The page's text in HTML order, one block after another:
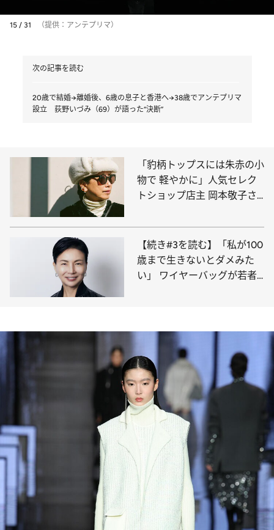
15 / 31 （提供：アンテプリマ）
次の記事を読む
20歳で結婚→離婚後、6歳の息子と香港へ→38歳でアンテプリマ
設立 荻野いづみ（69）が語った“決断”
「豹柄トップスには朱赤の小
物で 軽やかに」人気セレク
トショップ店主 岡本敬子さ
【続き#3を読む】「私が100
歳まで生きないとダメみた
い」 ワイヤーバッグが若者